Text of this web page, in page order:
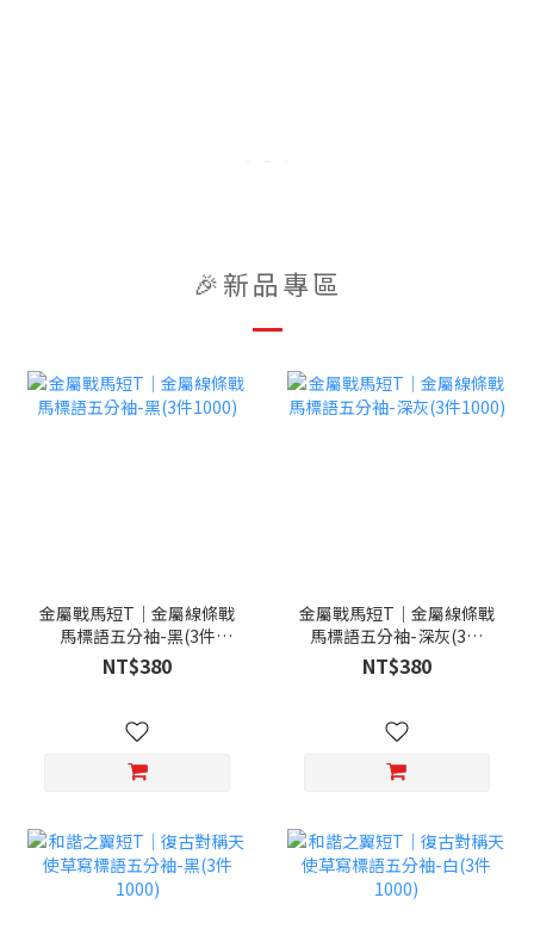
🎉新品專區
金屬戰馬短T｜金屬線條戰
馬標語五分袖-黑(3件
1000)
NT$380
金屬戰馬短T｜金屬線條戰
馬標語五分袖-深灰(3件
1000)
NT$380